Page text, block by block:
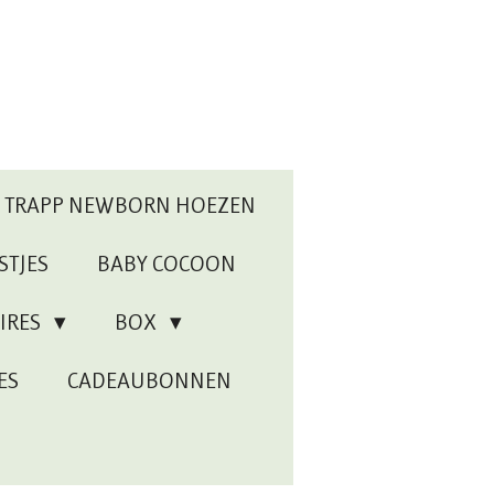
TRAPP NEWBORN HOEZEN
BABY COCOON
BOX
CADEAUBONNEN